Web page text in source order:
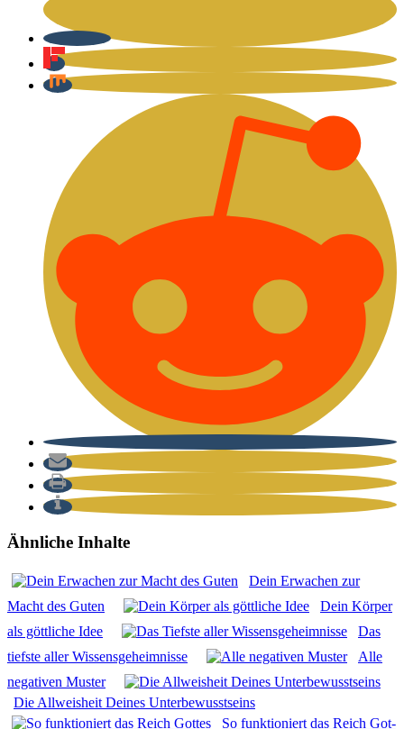
Ähnliche Inhalte
Dein Erwa­chen zur
Macht des Guten
Dein Kör­per
als gött­li­che Idee
Das
tiefs­te aller Wis­sens­ge­heim­nis­se
Alle
nega­ti­ven Mus­ter
Die All­weis­heit Dei­nes Unter­be­wusst­seins
So funk­tio­niert das Reich Got­